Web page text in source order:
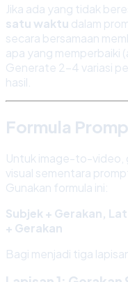
Jika ada yang tidak
satu waktu dalam
secara bersamaan
apa yang memperbaiki
Generate 2-4 variasi
hasil.
Formula
Untuk image-to-video,
visual sementara
Gunakan formula ini:
Subjek + Gerakan,
+ Gerakan
Bagi menjadi tiga